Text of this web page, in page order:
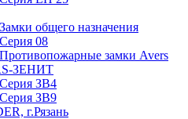
Замки общего назначения
Серия 08
Противопожарные замки Avers
ЗЕНИТ
Серия ЗВ4
Серия ЗВ9
г.Рязань